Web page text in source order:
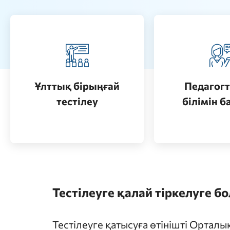
Ұлттық бірыңғай
тестілеу
Қазақстанда жоғары білім
Өту
білімінӨту
Тестілеуге қалай тіркелуге
Тестілеуге қатысуға өтінішті